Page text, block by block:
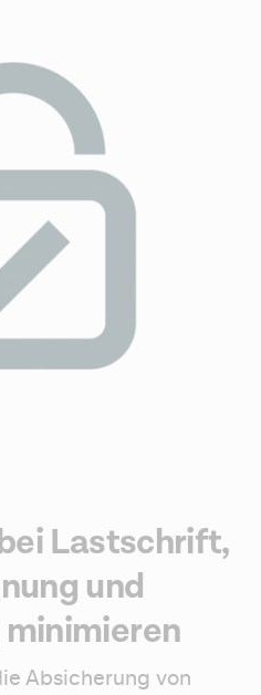
Lastschrift,
und
Absicherung von